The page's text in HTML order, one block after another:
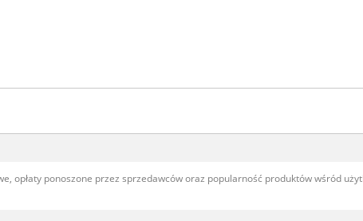
ponoszone przez sprzedawców oraz popularność produktów wśród